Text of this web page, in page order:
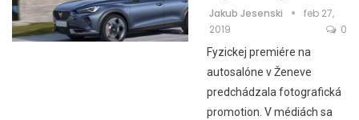
Jakub Jesenski
feb 27,
2019
0
Fyzickej premiére na
autosalóne v Ženeve
predchádzala fotografická
promotion. V médiách sa